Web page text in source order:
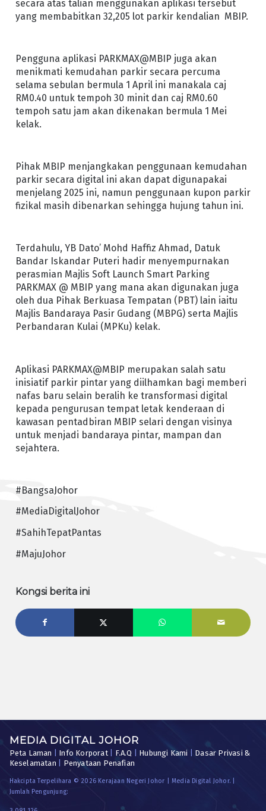
secara atas talian menggunakan aplikasi tersebut
yang membabitkan 32,205 lot parkir kendalian MBIP.
Pengguna aplikasi PARKMAX@MBIP juga akan
menikmati kemudahan parkir secara percuma
selama sebulan bermula 1 April ini manakala caj
RM0.40 untuk tempoh 30 minit dan caj RM0.60
tempoh satu jam akan dikenakan bermula 1 Mei
kelak.
Pihak MBIP menjangkakan penggunaan kemudahan
parkir secara digital ini akan dapat digunapakai
menjelang 2025 ini, namun penggunaan kupon parkir
fizikal masih dibenarkan sehingga hujung tahun ini.
Terdahulu, YB Dato’ Mohd Haffiz Ahmad, Datuk
Bandar Iskandar Puteri hadir menyempurnakan
perasmian Majlis Soft Launch Smart Parking
PARKMAX @ MBIP yang mana akan digunakan juga
oleh dua Pihak Berkuasa Tempatan (PBT) lain iaitu
Majlis Bandaraya Pasir Gudang (MBPG) serta Majlis
Perbandaran Kulai (MPKu) kelak.
Aplikasi PARKMAX@MBIP merupakan salah satu
inisiatif parkir pintar yang diilhamkan bagi memberi
nafas baru selain beralih ke transformasi digital
kepada pengurusan tempat letak kenderaan di
kawasan pentadbiran MBIP selari dengan visinya
untuk menjadi bandaraya pintar, mampan dan
sejahtera.
#BangsaJohor
#MediaDigitalJohor
#SahihTepatPantas
#MajuJohor
Kongsi berita ini
MEDIA DIGITAL JOHOR
Peta Laman Info Korporat| F.A.Q Hubungi Kami
Dasar Privasi &
Keselamatan
Penyataan Penafian
Hakcipta Terpelihara © 2026 Kerajaan Negeri Johor | Media Digital Johor. |
Jumlah Pengunjung: